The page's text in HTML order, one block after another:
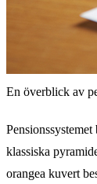
En överblick av
klassiska
orangea kuvert